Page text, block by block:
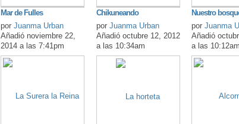
Mar de Fulles
porJuanma Urban
Añadió noviembre 22,
2014 a las 7:41pm
Chikuneando
por Juanma Urban
Añadió octubre 12, 2012
a las 10:34am
Nuestro
por Juanma
Añadió
a las 10:12am